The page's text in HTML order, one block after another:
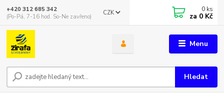
Menu
CZK
Hledat
+420 312 685 342
(Po-Pá, 7-16 hod. So-Ne zavřeno)
0 ks
za 0 Kč